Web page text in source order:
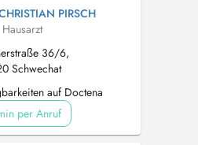
PIRSCH
Hausarzt
36/6,
Schwechat
auf Doctena
per Anruf